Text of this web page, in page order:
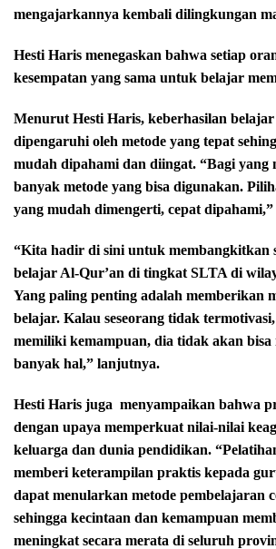
mengajarkannya kembali dilingkungan
Hesti Haris menegaskan bahwa setiap
kesempatan yang sama untuk belajar
Menurut Hesti Haris, keberhasilan belajar
dipengaruhi oleh metode yang tepat
mudah dipahami dan diingat. “Bagi yang
banyak metode yang bisa digunakan.
yang mudah dimengerti, cepat
“Kita hadir di sini untuk membangkitkan
belajar Al-Qur’an di tingkat SLTA di
Yang paling penting adalah memberikan
belajar. Kalau seseorang tidak
memiliki kemampuan, dia tidak akan bisa
banyak hal,” lanjutnya.
Hesti Haris juga menyampaikan bahwa
dengan upaya memperkuat nilai-nilai
keluarga dan dunia pendidikan.
memberi keterampilan praktis kepada
dapat menularkan metode pembelajaran
sehingga kecintaan dan kemampuan
meningkat secara merata di seluruh